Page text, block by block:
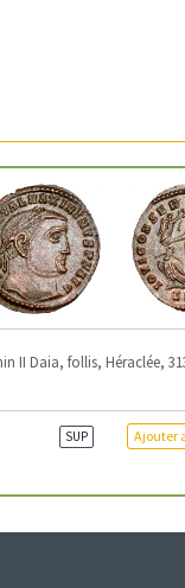
II Daia, follis, Héraclée,
SUP Ajouter